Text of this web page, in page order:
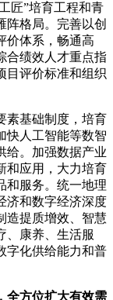
匠”培育工程和青
阵格局。完善以创
价体系，畅通高
合绩效人才重点指
目评价标准和组织
基础制度，培育
快人工智能等数智
给。加强数据产业
和应用，大力培育
和服务。统一地理
济和数字经济深度
造提质增效、智慧
、康养、生活服
字化供给能力和普
全方位扩大有效需